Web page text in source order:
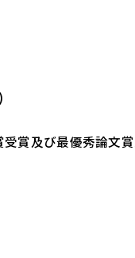
賞及び最優秀論文